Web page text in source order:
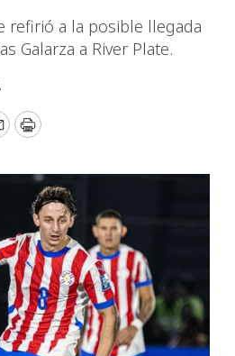
refirió a la posible llegada
Galarza a River Plate.
Print